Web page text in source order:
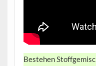
Bestehen